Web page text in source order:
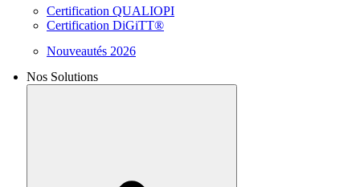
Certification QUALIOPI
Certification DiGiTT®
Nouveautés 2026
Nos Solutions